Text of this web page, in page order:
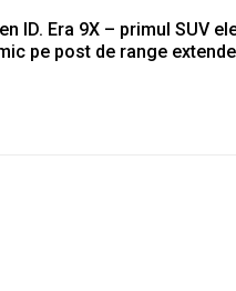
ID. Era 9X – primul SUV
pe post de range